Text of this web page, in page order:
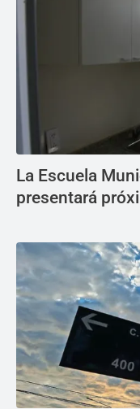
La Escuela
presentará